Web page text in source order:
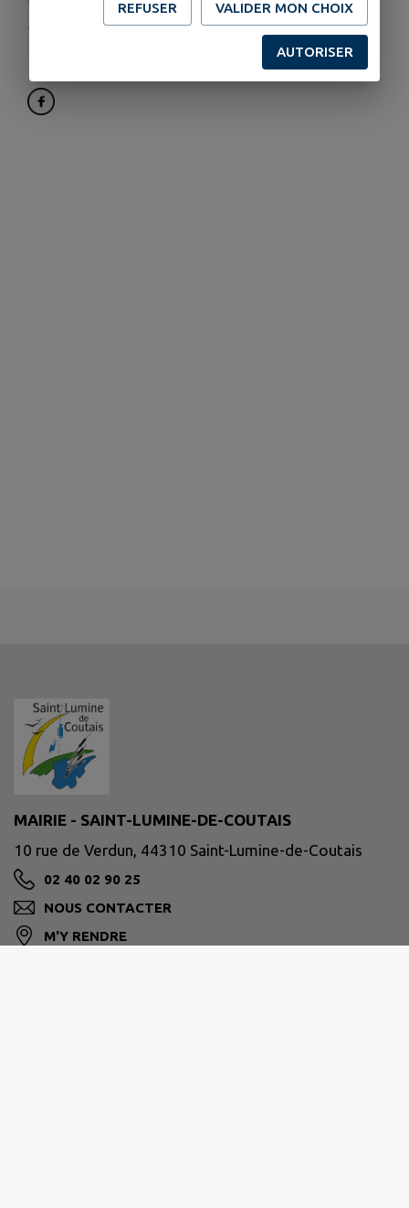
jeunesse-ludyc-58.webself.net/accueil
MAIRIE - SAINT-LUMINE-DE-COUTAIS
10 rue de Verdun, 44310 Saint-Lumine-de-Coutais
02 40 02 90 25
NOUS CONTACTER
M'Y RENDRE
REFUSER VALIDER MON CHOIX
AUTORISER